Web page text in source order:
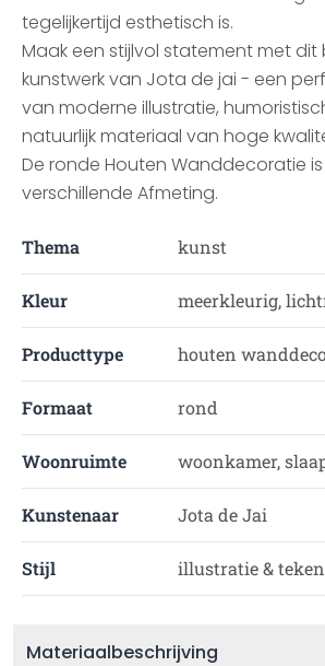
tegelijkertijd esthetisch is.
Maak een stijlvol statement met
kunstwerk van Jota de jai - een
van moderne illustratie,
natuurlijk materiaal van hoge
De ronde Houten Wanddecoratie
verschillende Afmeting.
Thema kunst
Kleur meerkleurig,
Producttype houten
Formaat rond
Woonruimte woonkamer,
Kunstenaar Jota de Jai
Stijl illustratie &
Materiaalbeschrijving